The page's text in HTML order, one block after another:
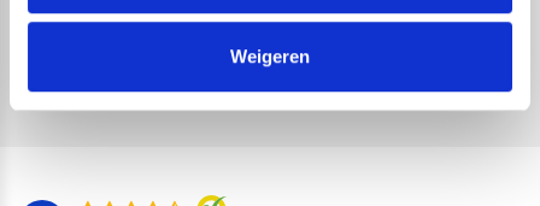
Weigeren
Geen zorgen, we gaan je niet wekelijks spammen!